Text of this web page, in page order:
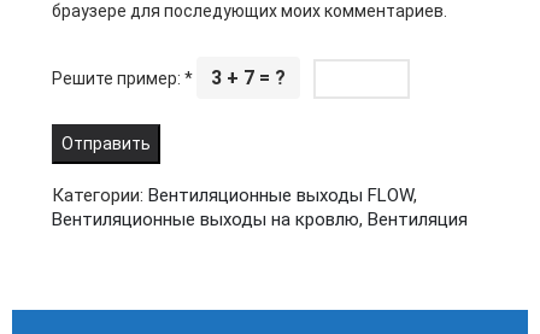
браузере для последующих моих комментариев.
Решите пример: * 3 + 7 = ?
Категории: Вентиляционные выходы FLOW,
Вентиляционные выходы на кровлю, Вентиляция